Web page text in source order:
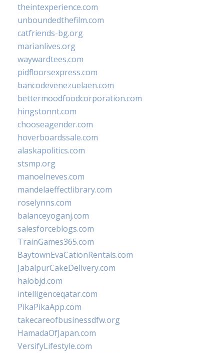
theintexperience.com
unboundedthefilm.com
catfriends-bg.org
marianlives.org
waywardtees.com
pidfloorsexpress.com
bancodevenezuelaen.com
bettermoodfoodcorporation.com
hingstonnt.com
chooseagender.com
hoverboardssale.com
alaskapolitics.com
stsmp.org
manoelneves.com
mandelaeffectlibrary.com
roselynns.com
balanceyoganj.com
salesforceblogs.com
TrainGames365.com
BaytownEvaCationRentals.com
JabalpurCakeDelivery.com
halobjd.com
intelligenceqatar.com
PikaPikaApp.com
takecareofbusinessdfw.org
HamadaOfJapan.com
VersifyLifestyle.com